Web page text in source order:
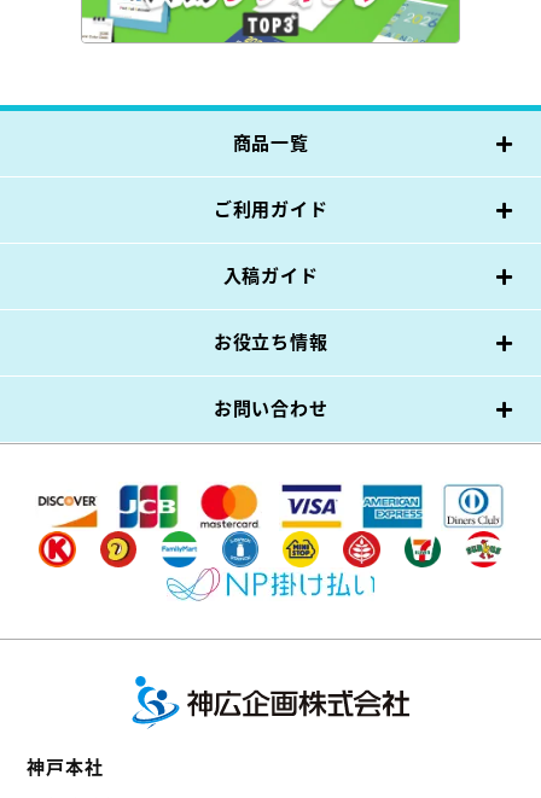
商品一覧
ご利用ガイド
入稿ガイド
お役立ち情報
お問い合わせ
神戸本社